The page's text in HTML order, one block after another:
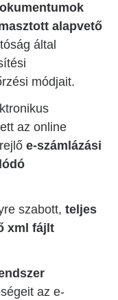
alapvető
által
módjait.
az online
e-számlázási
szabott, teljes
xml fájlt
az e-